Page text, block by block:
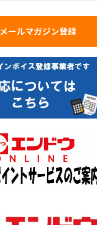
メールマガジン登録